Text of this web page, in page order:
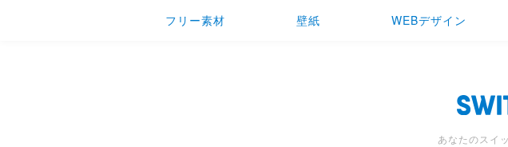
フリー素材 壁紙 WEBデザイン
あなたのスイ